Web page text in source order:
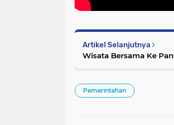
Artikel Selanjutnya
Wisata Bersama Ke
Pemerintahan